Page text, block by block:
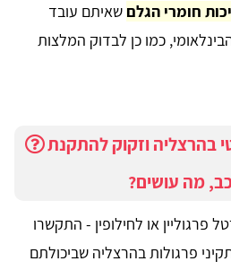
חומרי הגלם שאיתם עובד
כמו כן לבדוק המלצות
בהרצליה וזקוק להתקנת
מה עושים?
פרגוליין או לחילופין - התקשרו
ונאתר עבורך עד 3מתקיני פרגולות בהרצליה שביכולתם